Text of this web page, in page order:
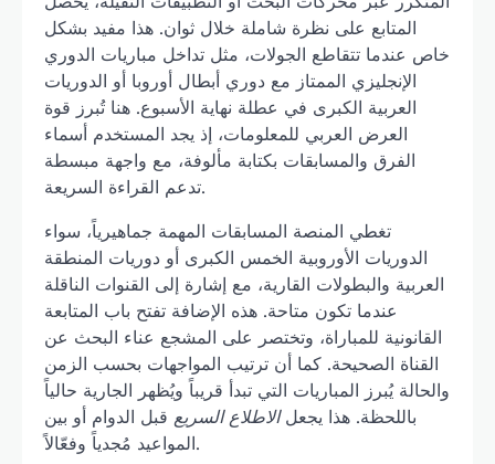
المتابع على نظرة شاملة خلال ثوان. هذا مفيد بشكل
خاص عندما تتقاطع الجولات، مثل تداخل مباريات الدوري
الإنجليزي الممتاز مع دوري أبطال أوروبا أو الدوريات
العربية الكبرى في عطلة نهاية الأسبوع. هنا تُبرز قوة
العرض العربي للمعلومات، إذ يجد المستخدم أسماء
الفرق والمسابقات بكتابة مألوفة، مع واجهة مبسطة
تدعم القراءة السريعة.
تغطي المنصة المسابقات المهمة جماهيرياً، سواء
الدوريات الأوروبية الخمس الكبرى أو دوريات المنطقة
العربية والبطولات القارية، مع إشارة إلى القنوات الناقلة
عندما تكون متاحة. هذه الإضافة تفتح باب المتابعة
القانونية للمباراة، وتختصر على المشجع عناء البحث عن
القناة الصحيحة. كما أن ترتيب المواجهات بحسب الزمن
والحالة يُبرز المباريات التي تبدأ قريباً ويُظهر الجارية حالياً
باللحظة. هذا يجعلالاطلاع السريع قبل الدوام أو بين
المواعيد مُجدياً وفعّالاً.